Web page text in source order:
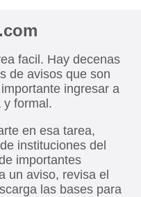
facil. Hay decenas
de avisos que son
ingresar a
y formal.
en esa tarea,
instituciones del
importantes
un aviso, revisa el
las bases para